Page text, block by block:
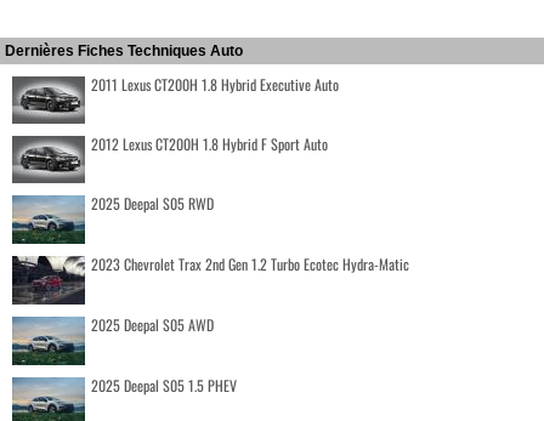
Dernières Fiches Techniques Auto
2011 Lexus CT200H 1.8 Hybrid Executive Auto
2012 Lexus CT200H 1.8 Hybrid F Sport Auto
2025 Deepal S05 RWD
2023 Chevrolet Trax 2nd Gen 1.2 Turbo Ecotec Hydra-Matic
2025 Deepal S05 AWD
2025 Deepal S05 1.5 PHEV